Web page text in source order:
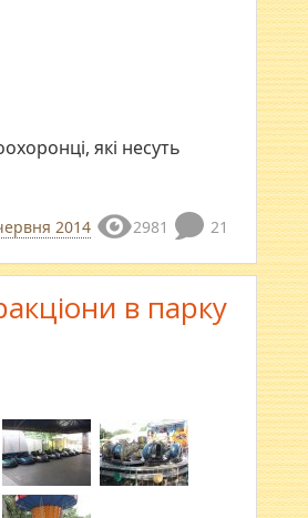
які несуть
2014 2981 21
в парку